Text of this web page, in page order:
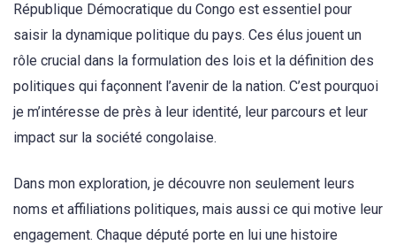
République Démocratique du Congo est essentiel pour
saisir la dynamique politique du pays. Ces élus jouent un
rôle crucial dans la formulation des lois et la définition des
politiques qui façonnent l’avenir de la nation. C’est pourquoi
je m’intéresse de près à leur identité, leur parcours et leur
impact sur la société congolaise.
Dans mon exploration, je découvre non seulement leurs
noms et affiliations politiques, mais aussi ce qui motive leur
engagement. Chaque député porte en lui une histoire